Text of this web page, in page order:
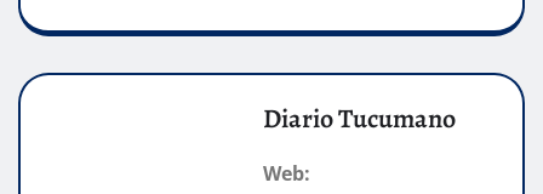
Diario Tucumano
Web: